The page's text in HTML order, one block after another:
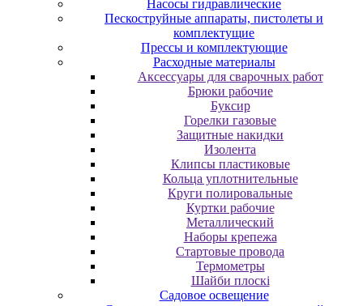
Насосы гидравлические
Пескоструйные аппараты, пистолеты и
комплектущие
Прессы и комплектующие
Расходные материалы
Аксессуары для сварочных работ
Брюки рабочие
Буксир
Горелки газовые
Защитные накидки
Изолента
Клипсы пластиковые
Кольца уплотнительные
Круги полировальные
Куртки рабочие
Металлический
Наборы крепежа
Стартовые провода
Термометры
Шайби плоскі
Садовое освещение